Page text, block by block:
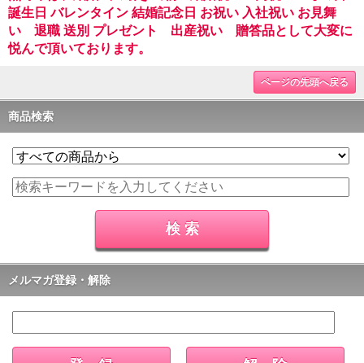
誕生日 バレンタイン 結婚記念日 お祝い 入社祝い お見舞
い 退職 送別 プレゼント 出産祝い 贈答品として大変に
悦んで頂いております。
ページの先頭へ戻る
商品検索
メルマガ登録・解除